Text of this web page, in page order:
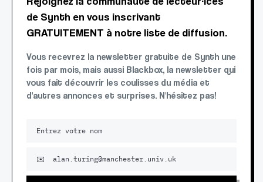
de Synth en vous inscrivant
GRATUITEMENT à notre liste de diffusion.
Vous recevrez la newsletter gratuite de Synth une
fois par mois, mais aussi Blackbox, la newsletter qui
vous fait découvrir les coulisses du média et
d'autres annonces et surprises. N'hésitez pas!